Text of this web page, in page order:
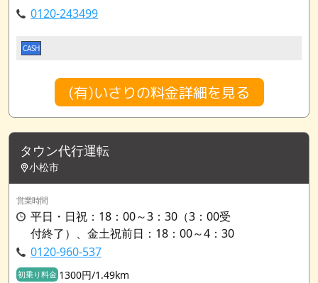
0120-243499
CASH
(有)いさりの料金詳細を見る
タウン代行運転
小松市
営業時間
平日・日祝：18：00～3：30（3：00受
付終了）、金土祝前日：18：00～4：30
0120-960-537
初乗り料金 1300円/1.49km